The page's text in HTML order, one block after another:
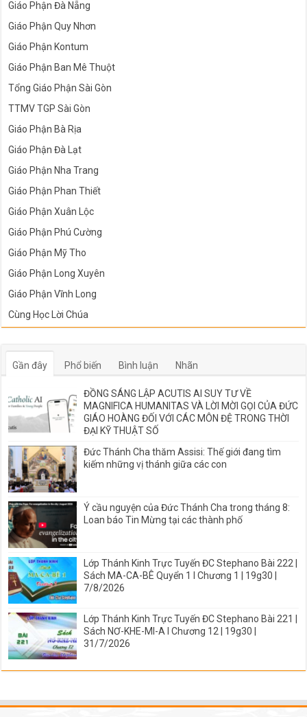
Giáo Phận Đà Nẵng
Giáo Phận Quy Nhơn
Giáo Phận Kontum
Giáo Phận Ban Mê Thuột
Tổng Giáo Phận Sài Gòn
TTMV TGP Sài Gòn
Giáo Phận Bà Rịa
Giáo Phận Đà Lạt
Giáo Phận Nha Trang
Giáo Phận Phan Thiết
Giáo Phận Xuân Lộc
Giáo Phận Phú Cường
Giáo Phận Mỹ Tho
Giáo Phận Long Xuyên
Giáo Phận Vĩnh Long
Cùng Học Lời Chúa
Gần đây Phổ biến Bình luận Nhãn
ĐỒNG SÁNG LẬP ACUTIS AI SUY TƯ VỀ
MAGNIFICA HUMANITAS VÀ LỜI MỜI GỌI CỦA ĐỨC
GIÁO HOÀNG ĐỐI VỚI CÁC MÔN ĐỆ TRONG THỜI
ĐẠI KỸ THUẬT SỐ
Đức Thánh Cha thăm Assisi: Thế giới đang tìm
kiếm những vị thánh giữa các con
Ý cầu nguyện của Đức Thánh Cha trong tháng 8:
Loan báo Tin Mừng tại các thành phố
Lớp Thánh Kinh Trực Tuyến ĐC Stephano Bài 222 |
Sách MA-CA-BÊ Quyển 1 I Chương 1 | 19g30 |
7/8/2026
Lớp Thánh Kinh Trực Tuyến ĐC Stephano Bài 221 |
Sách NƠ-KHE-MI-A I Chương 12 | 19g30 |
31/7/2026